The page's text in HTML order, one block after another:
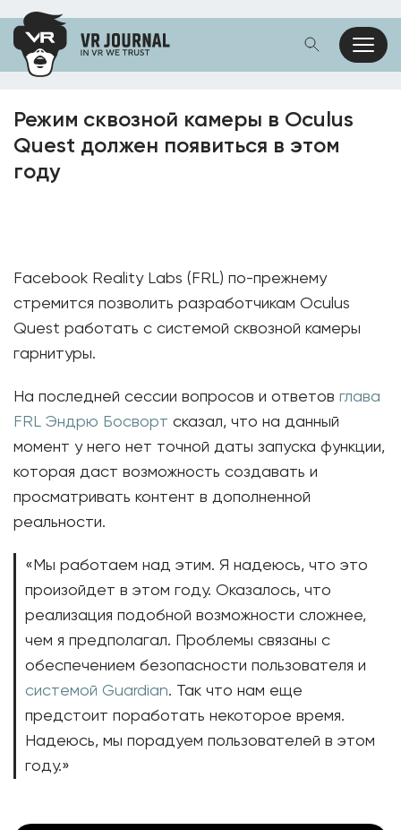
Режим сквозной камеры в Oculus
Quest должен появиться в этом
году
Facebook Reality Labs (FRL) по-прежнему
стремится позволить разработчикам Oculus
Quest работать с системой сквозной камеры
гарнитуры.
На последней сессии вопросов и ответов глава
FRL Эндрю Босворт сказал, что на данный
момент у него нет точной даты запуска функции,
которая даст возможность создавать и
просматривать контент в дополненной
реальности.
«Мы работаем над этим. Я надеюсь, что это
произойдет в этом году. Оказалось, что
реализация подобной возможности сложнее,
чем я предполагал. Проблемы связаны с
обеспечением безопасности пользователя и
системой Guardian. Так что нам еще
предстоит поработать некоторое время.
Надеюсь, мы порадуем пользователей в этом
году.»